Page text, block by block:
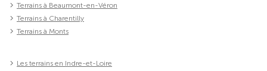
Terrains à Beaumont-en-Véron
Terrains à Charentilly
Terrains à Monts
Les terrains en Indre-et-Loire